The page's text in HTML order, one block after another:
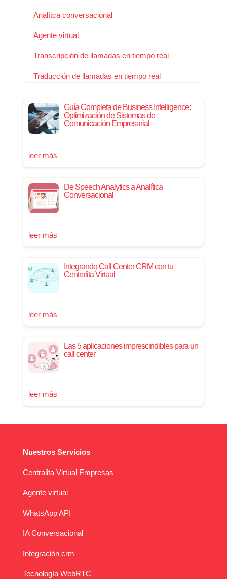
Analítca conversacional
Agente virtual
Transcripción de llamadas en tiempo real
Traducción de llamadas en tiempo real
Guía Completa de Business Intelligence:
Optimización de Sistemas de
Comunicación Empresarial
leer más
De Speech Analytics a Analítica
Conversacional
leer más
Integrando Call Center CRM con tu
Centralita Virtual
leer más
Las 5 aplicaciones imprescindibles para un
call center
leer más
Nuestros Servicios
Centralita Virtual Empresas
Agente virtual
WhatsApp API
IA Conversacional
Integración crm
Tecnología WebRTC